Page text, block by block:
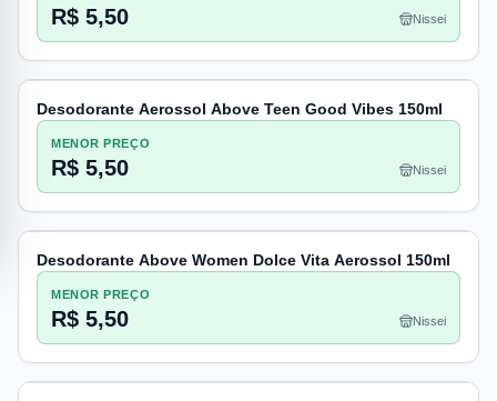
R$ 5,50 Nissei
Desodorante Aerossol Above Teen Good Vibes 150ml
MENOR PREÇO
R$ 5,50 Nissei
Desodorante Above Women Dolce Vita Aerossol 150ml
MENOR PREÇO
R$ 5,50 Nissei